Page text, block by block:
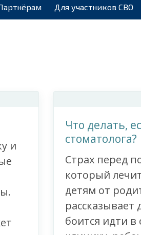
Для участников СВО
и
Что делать,
стоматолога?
Страх перед
который
детям от
боится идти в